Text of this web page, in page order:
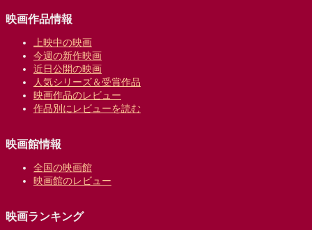
映画作品情報
上映中の映画
今週の新作映画
近日公開の映画
人気シリーズ＆受賞作品
映画作品のレビュー
作品別にレビューを読む
映画館情報
全国の映画館
映画館のレビュー
映画ランキング